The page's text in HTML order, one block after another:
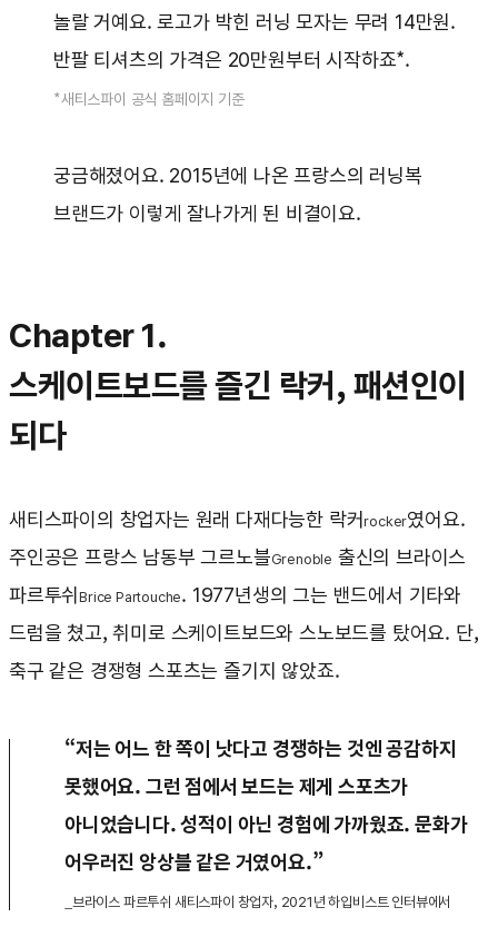
놀랄 거예요. 로고가 박힌 러닝 모자는 무려 14만원.
반팔 티셔츠의 가격은 20만원부터 시작하죠*.
*새티스파이 공식 홈페이지 기준
궁금해졌어요. 2015년에 나온 프랑스의 러닝복
브랜드가 이렇게 잘나가게 된 비결이요.
Chapter 1.
스케이트보드를 즐긴 락커, 패션인이
되다
새티스파이의 창업자는 원래 다재다능한 락커rocker였어요.
주인공은 프랑스 남동부 그르노블Grenoble 출신의 브라이스
파르투쉬Brice Partouche. 1977년생의 그는 밴드에서 기타와
드럼을 쳤고, 취미로 스케이트보드와 스노보드를 탔어요. 단,
축구 같은 경쟁형 스포츠는 즐기지 않았죠.
“저는 어느 한 쪽이 낫다고 경쟁하는 것엔 공감하지
못했어요. 그런 점에서 보드는 제게 스포츠가
아니었습니다. 성적이 아닌 경험에 가까웠죠. 문화가
어우러진 앙상블 같은 거였어요.”
_브라이스 파르투쉬 새티스파이 창업자, 2021년 하입비스트 인터뷰에서